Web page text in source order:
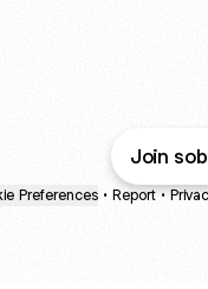
Join
Preferences • Report •